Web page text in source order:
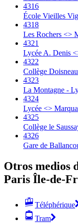
4316
École Vieilles
4318
Les Rochers <>
4321
Lycée A. Denis
4322
Collège
4323
La Montagne -
4324
Lycée <>
4325
Collège le
4326
Gare de
Otros medios
Paris Île-de-
Téléphérique
Tram